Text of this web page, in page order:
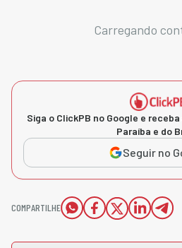
Carregando
Siga o ClickPB no Google e
Paraíba e do
Seguir no
COMPARTILHE